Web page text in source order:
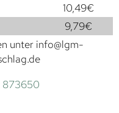
10,49€
9,79€
unter info@lgm-
873650